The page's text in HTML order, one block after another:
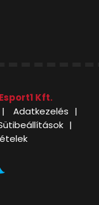
Esport1 Kft.
Adatkezelés